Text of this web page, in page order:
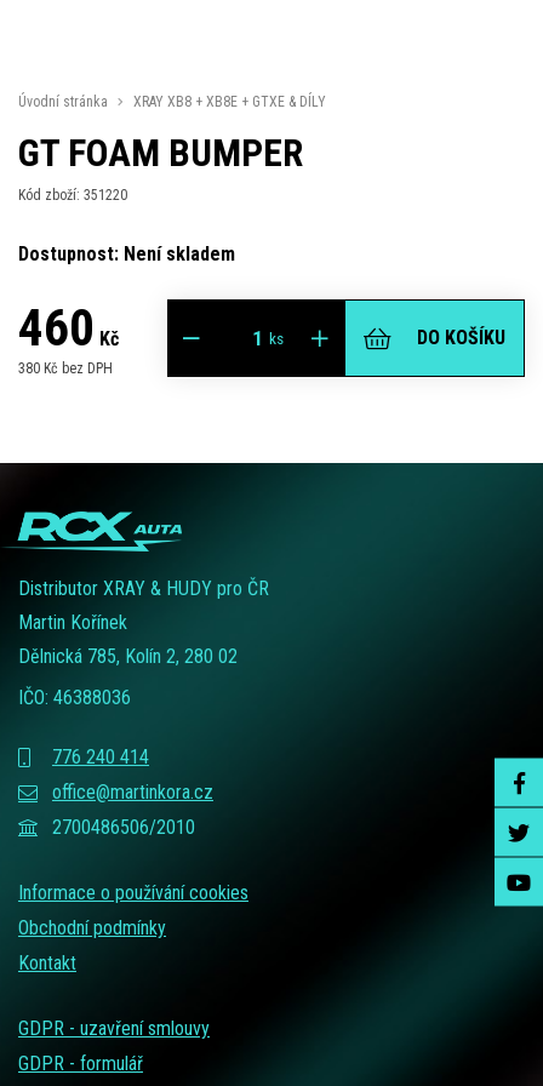
Úvodní stránka XRAY XB8 + XB8E + GTXE & DÍLY
GT FOAM BUMPER
Kód zboží: 351220
Dostupnost: Není skladem
460 Kč
380 Kč bez DPH
ks DO KOŠÍKU
Distributor XRAY & HUDY pro ČR
Martin Kořínek
Dělnická 785, Kolín 2, 280 02
IČO: 46388036
776 240 414
office@martinkora.cz
2700486506/2010
Informace o používání cookies
Obchodní podmínky
Kontakt
GDPR - uzavření smlouvy
GDPR - formulář